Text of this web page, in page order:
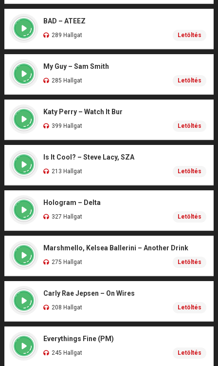
BAD – ATEEZ
289 Hallgat Letöltés
My Guy – Sam Smith
285 Hallgat Letöltés
Katy Perry – Watch It Bur
399 Hallgat Letöltés
Is It Cool? – Steve Lacy, SZA
213 Hallgat Letöltés
Hologram – Delta
327 Hallgat Letöltés
Marshmello, Kelsea Ballerini – Another Drink
275 Hallgat Letöltés
Carly Rae Jepsen – On Wires
208 Hallgat Letöltés
Everythings Fine (PM)
245 Hallgat Letöltés